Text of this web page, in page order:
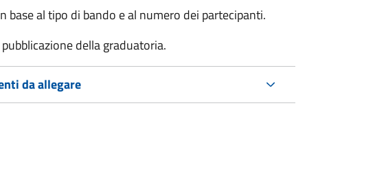
base al tipo di bando e al numero dei partecipanti.
della graduatoria.
da allegare